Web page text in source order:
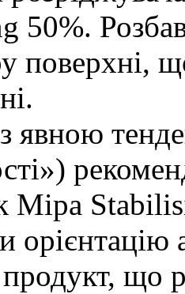
50%.
поверхні,
явною
Mipa
орієнтацію
що